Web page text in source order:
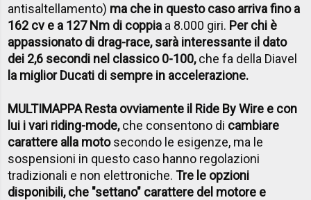
antisaltellamento) ma che in questo caso arriva fino a
162 cv e a 127 Nm di coppia a 8.000 giri. Per chi è
appassionato di drag-race, sarà interessante il dato
dei 2,6 secondi nel classico 0-100,che fa della Diavel
la miglior Ducati di sempre in accelerazione.
MULTIMAPPA Resta ovviamente il Ride By Wire e con
lui i vari riding-mode,che consentono di cambiare
carattere alla motosecondo le esigenze, ma le
sospensioni in questo caso hanno regolazioni
tradizionali e non elettroniche.Tre le opzioni
disponibili, che "settano" carattere del motore e